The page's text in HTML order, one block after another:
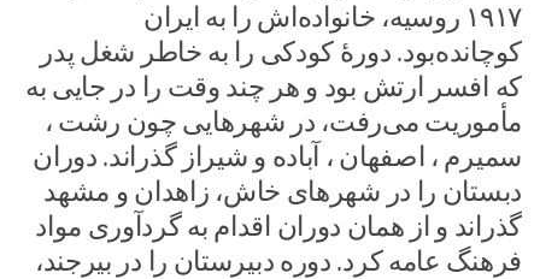
۱۹۱۷ روسیه، خانواده‌اش را به ایران
کوچانده‌بود. دورهٔ کودکی را به خاطر شغل پدر
که افسر ارتش بود و هر چند وقت را در جایی به
مأموریت می‌رفت، در شهرهایی چون رشت ،
سمیرم ، اصفهان ، آباده و شیراز گذراند. دوران
دبستان را در شهرهای خاش، زاهدان و مشهد
گذراند و از همان دوران اقدام به گردآوری مواد
فرهنگ عامه کرد. دوره دبیرستان را در بیرجند،